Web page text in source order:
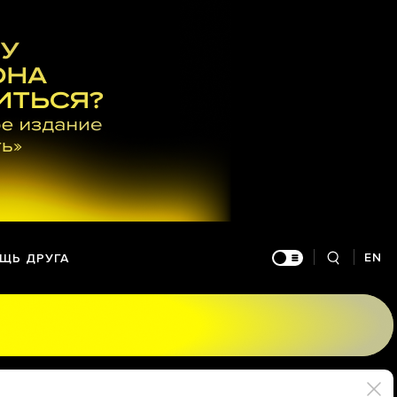
ДРУГА EN